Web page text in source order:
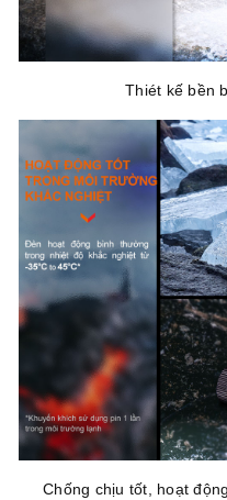
Thiét kế bền
Chống chịu tốt, hoạt